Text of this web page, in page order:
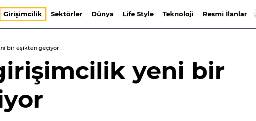
Girişimcilik Sektörler Dünya Life Style Teknoloji Resmi İlanlar
bir eşikten geçiyor
yeni bir